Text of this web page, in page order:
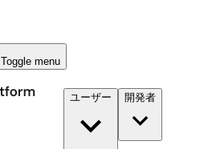
Toggle menu
ユーザー 開発者​